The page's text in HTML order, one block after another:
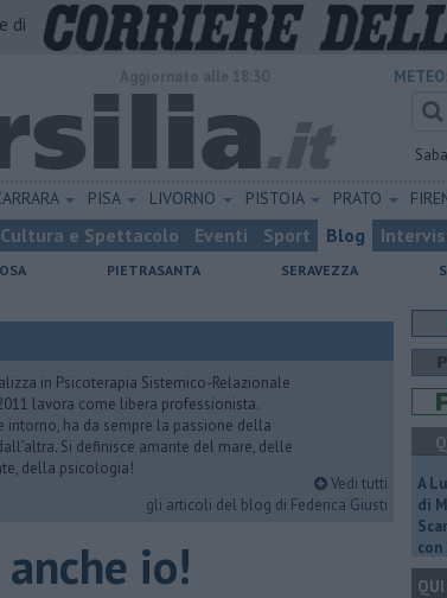
di
METEO:
PISA LIVORNO PISTOIA PRATO
Cultura e Spettacolo Eventi Sport Blog
PIETRASANTA SERAVEZZA
in Psicoterapia Sistemico-Relazionale
lavora come libera professionista.
intorno, ha da sempre la passione della
Si definisce amante del mare, delle
della psicologia!
Vedi tutti
gli articoli del blog di Federica Giusti
anche io!
A
di
QUI